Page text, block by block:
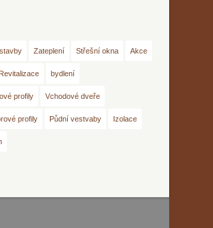
stavby Zateplení Střešní okna Akce
Revitalizace bydlení
profily Vchodové dveře
profily Půdní vestvaby Izolace